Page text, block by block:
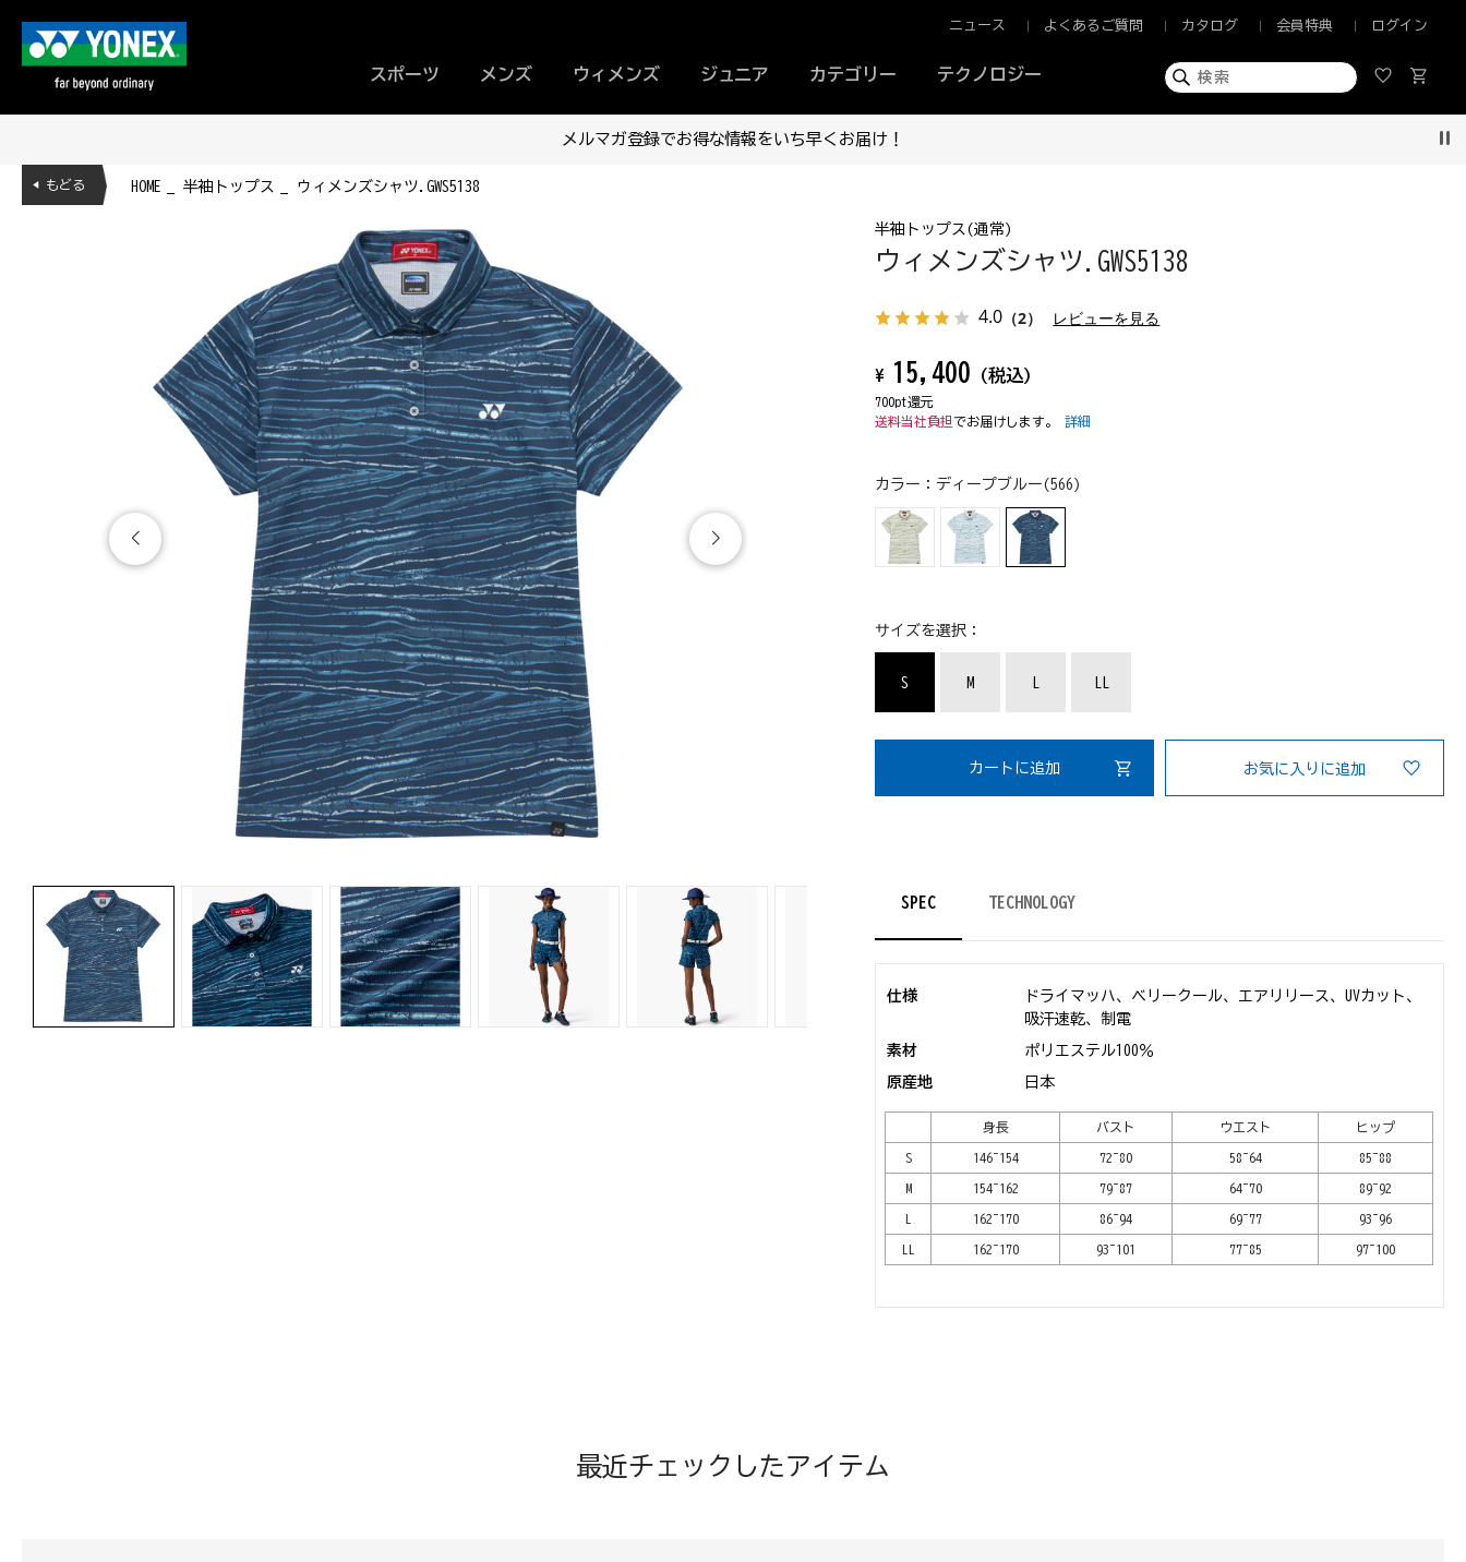
スポーツ メンズ ウィメンズ ジュニア カテゴリー テクノロジー
ニュース よくあるご質問 カタログ 会員特典 ログイン
メルマガ登録でお得な情報をいち早くお届け！
HOME 半袖トップス ウィメンズシャツ.GWS5138
◀ もどる
半袖トップス(通常)
ウィメンズシャツ.GWS5138
4.0 （2） レビューを見る
¥ 15,400 (税込)
700pt還元
送料当社負担 でお届けします。詳細
カラー： ディープブルー(566)
サイズを選択：
S M
カートに追加 お気に入りに追加
SPEC TECHNOLOGY
仕様
ドライマッハ、ベリークール、エアリリース、UVカット、
吸汗速乾、制電
素材 ポリエステル100％
原産地 日本
身長 バスト ウエスト ヒップ
S 146~154 72~80 58~64 85~88
M 154~162 79~87 64~70 89~92
L 162~170 86~94 69~77 93~96
LL 162~170 93~101 77~85 97~100
最近チェックしたアイテム